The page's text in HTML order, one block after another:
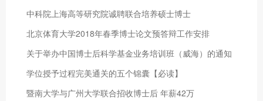
中科院上海高等研究院诚聘联合培养硕士博士
北京体育大学2018年春季博士论文预答辩工作安排
关于举办中国博士后科学基金业务培训班（威海）的通知
学位授予过程完美通关的五个锦囊【必读】
暨南大学与广州大学联合招收博士后 年薪42万